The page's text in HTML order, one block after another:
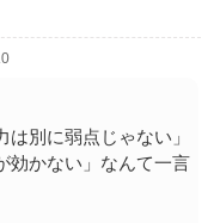
別に弱点じゃない」
効かない」なんて一言